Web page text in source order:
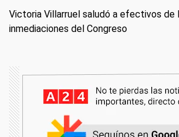
Victoria Villarruel saludó a efectivos de
inmediaciones del Congreso